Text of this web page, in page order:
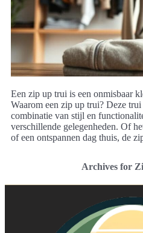
Een zip up trui is een onmisbaar
Waarom een zip up trui? Deze
combinatie van stijl en
verschillende gelegenheden. Of
of een ontspannen dag thuis, de
Archives for